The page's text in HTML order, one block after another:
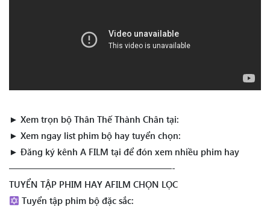
► Xem trọn bộ Thân Thế Thành Chân tại:
► Xem ngay list phim bộ hay tuyển chọn:
► Đăng ký kênh A FILM tại để đón xem nhiều phim hay
——————————————————-
TUYỂN TẬP PHIM HAY AFILM CHỌN LỌC
Tuyển tập phim bộ đặc sắc: